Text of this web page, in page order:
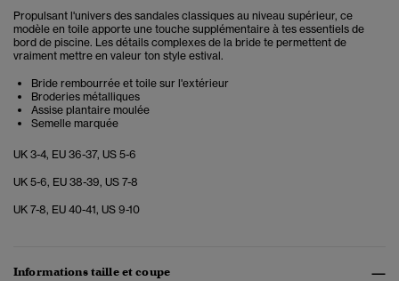
Propulsant l'univers des sandales classiques au niveau supérieur, ce
modèle en toile apporte une touche supplémentaire à tes essentiels de
bord de piscine. Les détails complexes de la bride te permettent de
vraiment mettre en valeur ton style estival.
Bride rembourrée et toile sur l'extérieur
Broderies métalliques
Assise plantaire moulée
Semelle marquée
UK 3-4, EU 36-37, US 5-6
UK 5-6, EU 38-39, US 7-8
UK 7-8, EU 40-41, US 9-10
Informations taille et coupe